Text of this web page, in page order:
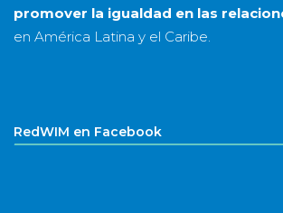
promover la igualdad en las
en América Latina y el Caribe.
RedWIM en Facebook